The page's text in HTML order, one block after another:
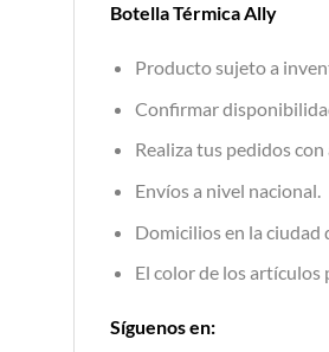
Botella Térmica Ally
Producto sujeto a
Confirmar
Realiza tus pedidos
Envíos a nivel nacional.
Domicilios en la ciudad
El color de los
Síguenos en: